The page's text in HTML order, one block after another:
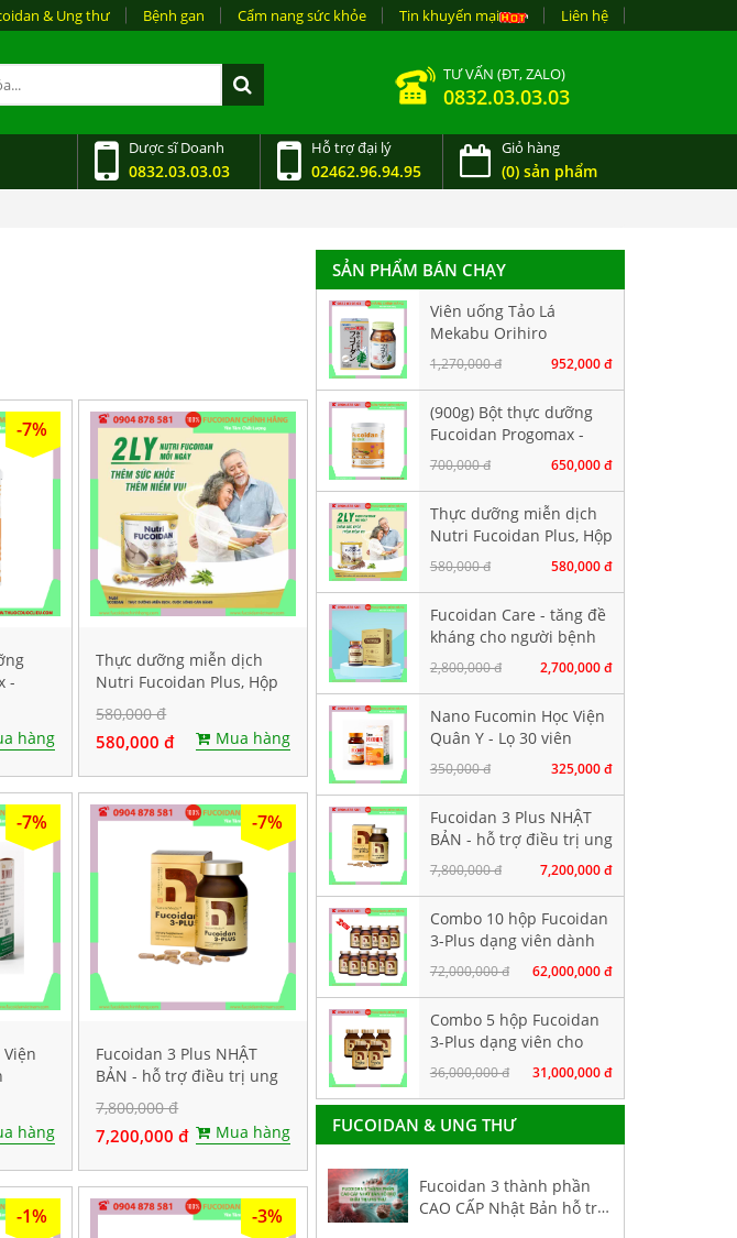
& Ung thư Bệnh gan Cẩm nang sức khỏe Tin khuyến mại Liên hệ
TƯ VẤN (ĐT, ZALO)
0832.03.03.03
Dược sĩ Doanh
0832.03.03.03
Hỗ trợ đại lý
02462.96.94.95
Giỏ hàng
(0) sản phẩm
-7%
-
ung
hàng
Thực dưỡng miễn dịch
Nutri Fucoidan Plus, Hộp
500g
580,000 đ
580,000 đ Mua hàng
-7%
hàng
-7%
Fucoidan 3 Plus NHẬT
BẢN - hỗ trợ điều trị ung
thư, tăng sức đề kháng
7,800,000 đ
7,200,000 đ Mua hàng
-1% -3%
SẢN PHẨM BÁN CHẠY
Viên uống Tảo Lá
Mekabu Orihiro
Fucoidan Nhật Bản. Hộp
90 viên
1,270,000 đ 952,000 đ
(900g) Bột thực dưỡng
Fucoidan Progomax -
dành cho bệnh nhân
ung thư
700,000 đ 650,000 đ
Thực dưỡng miễn dịch
Nutri Fucoidan Plus, Hộp
500g
580,000 đ 580,000 đ
Fucoidan Care - tăng đề
kháng cho người bệnh
ung thư, Hộp 60 viên
nang cứng
2,800,000 đ 2,700,000 đ
Nano Fucomin Học Viện
Quân Y - Lọ 30 viên
350,000 đ 325,000 đ
Fucoidan 3 Plus NHẬT
BẢN - hỗ trợ điều trị ung
thư, tăng sức đề kháng
7,800,000 đ 7,200,000 đ
Combo 10 hộp Fucoidan
3-Plus dạng viên dành
cho bệnh nhân chuẩn bị
hoá xạ trị
72,000,000 đ 62,000,000 đ
Combo 5 hộp Fucoidan
3-Plus dạng viên cho
người bị ung thư giai
đoạn đầu
36,000,000 đ 31,000,000 đ
FUCOIDAN & UNG THƯ
Fucoidan 3 thành phần
CAO CẤP Nhật Bản hỗ trợ